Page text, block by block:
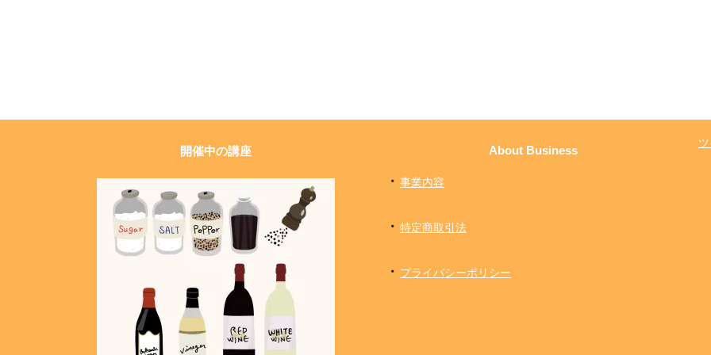
開催中の講座 About Business
・ 事業内容
・ 特定商取引法
・ プライバシーポリシー